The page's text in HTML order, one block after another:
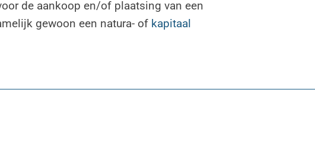
de aankoop en/of plaatsing van een
gewoon een natura- of kapitaal